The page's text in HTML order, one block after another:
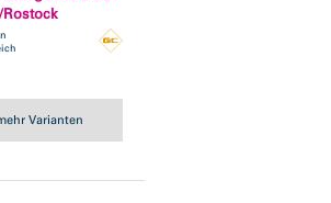
Rostock
Varianten